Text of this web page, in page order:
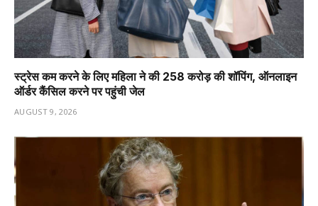
स्ट्रेस कम करने के लिए महिला ने की ₹258 करोड़ की शॉपिंग, ऑनलाइन
ऑर्डर कैंसिल करने पर पहुंची जेल
AUGUST 9, 2026